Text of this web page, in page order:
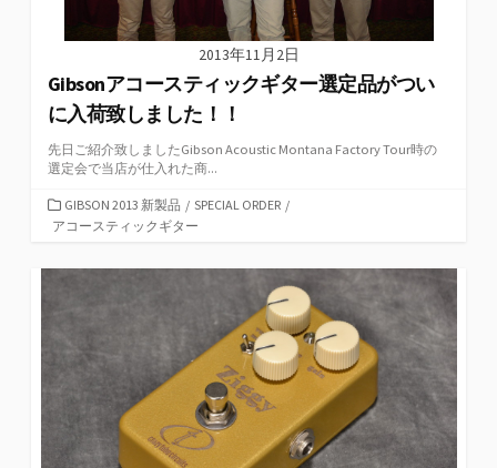
2013年11月2日
Gibsonアコースティックギター選定品がつい
に入荷致しました！！
先日ご紹介致しましたGibson Acoustic Montana Factory Tour時の
選定会で当店が仕入れた商...
カ
テ
リ
GIBSON 2013 新製品 / SPECIAL ORDER /
アコースティックギター